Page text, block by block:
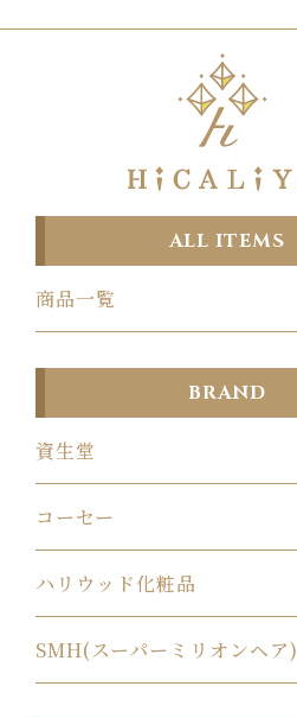
ALL ITEMS
商品一覧
BRAND
資生堂
コーセー
ハリウッド化粧品
SMH(スーパーミリオンヘア)